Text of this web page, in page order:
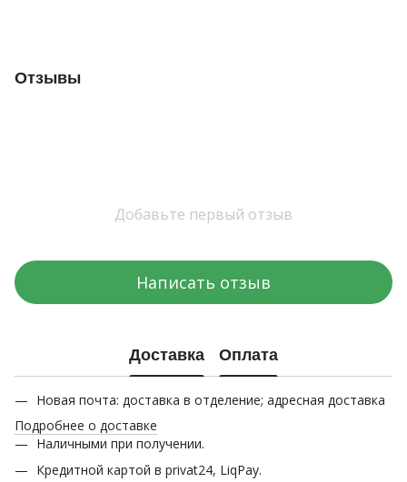
Отзывы
Добавьте первый отзыв
Написать отзыв
Доставка Оплата
Новая почта: доставка в отделение; адресная доставка
Подробнее о доставке
Наличными при получении.
Кредитной картой в privat24, LiqPay.